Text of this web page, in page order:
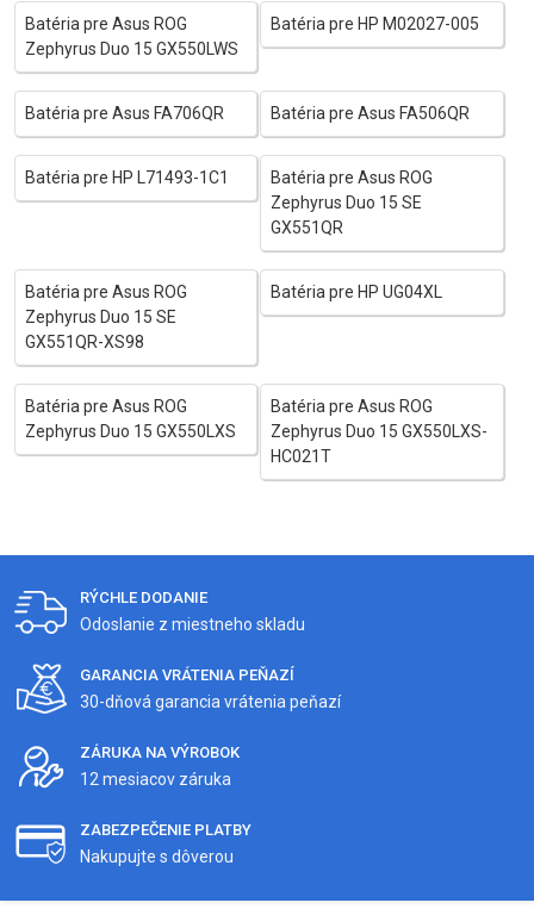
Batéria pre Asus ROG
Zephyrus Duo 15 GX550LWS
Batéria pre HP M02027-005
Batéria pre Asus FA706QR Batéria pre Asus FA506QR
Batéria pre HP L71493-1C1
Batéria pre Asus ROG
Zephyrus Duo 15 SE
GX551QR
Batéria pre Asus ROG
Zephyrus Duo 15 SE
GX551QR-XS98
Batéria pre HP UG04XL
Batéria pre Asus ROG
Zephyrus Duo 15 GX550LXS
Batéria pre Asus ROG
Zephyrus Duo 15 GX550LXS-
HC021T
RÝCHLE DODANIE
Odoslanie z miestneho skladu
GARANCIA VRÁTENIA PEŇAZÍ
30-dňová garancia vrátenia peňazí
ZÁRUKA NA VÝROBOK
12 mesiacov záruka
ZABEZPEČENIE PLATBY
Nakupujte s dôverou